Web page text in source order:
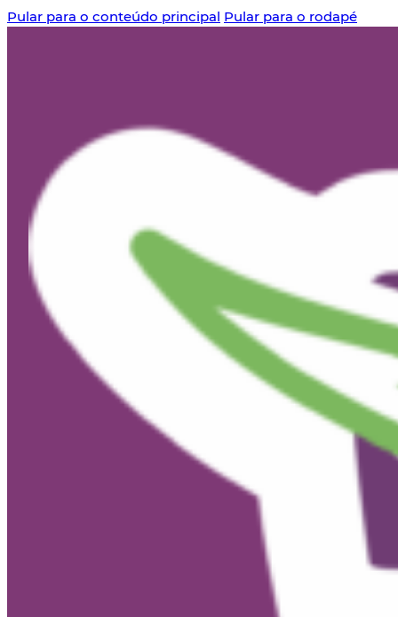
Pular para o conteúdo principal Pular para o rodapé